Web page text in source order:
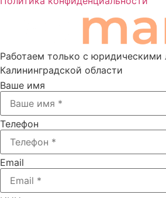
Работаем только с
Калининградской области
Ваше имя
Телефон
Email